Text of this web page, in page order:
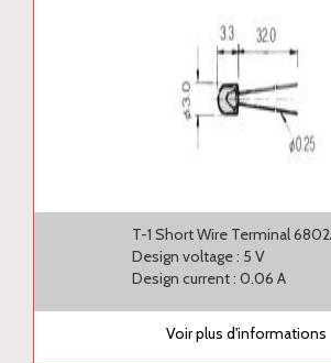
T-1 Short Wire Terminal
Design voltage : 5 V
Design current : 0.06 A
Voir plus d'informations